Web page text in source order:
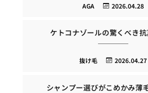
2026.04.28
AGA
ケトコナゾールの驚くべき
2026.04.27
抜け毛
シャンプー選びがこめかみ薄